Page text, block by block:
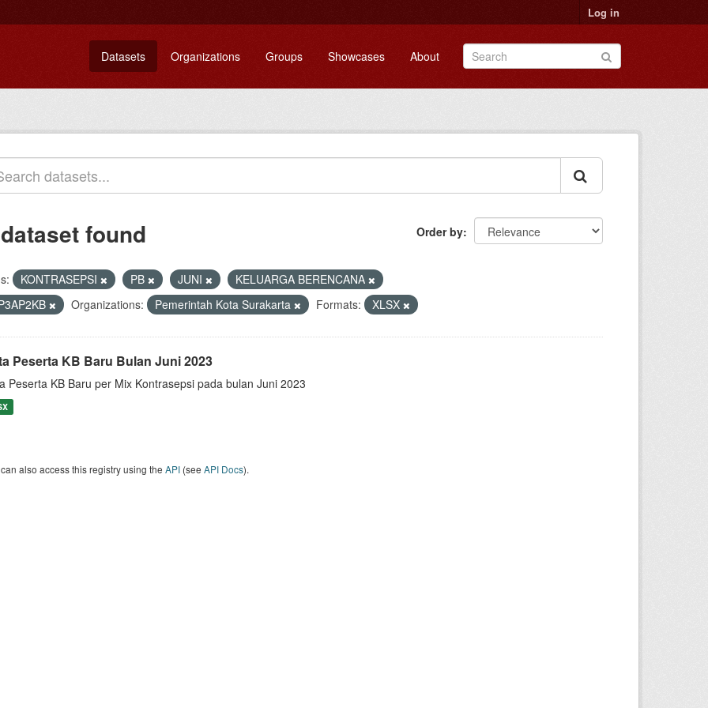
Log in
Datasets Organizations Groups Showcases About
Order by
found
KONTRASEPSI PB JUNI
KELUARGA BERENCANA
Organizations: Pemerintah Kota Surakarta Formats: XLSX
Peserta KB Baru Bulan Juni 2023
Peserta KB Baru per Mix Kontrasepsi pada bulan Juni 2023
also access this registry using the API (see API Docs).